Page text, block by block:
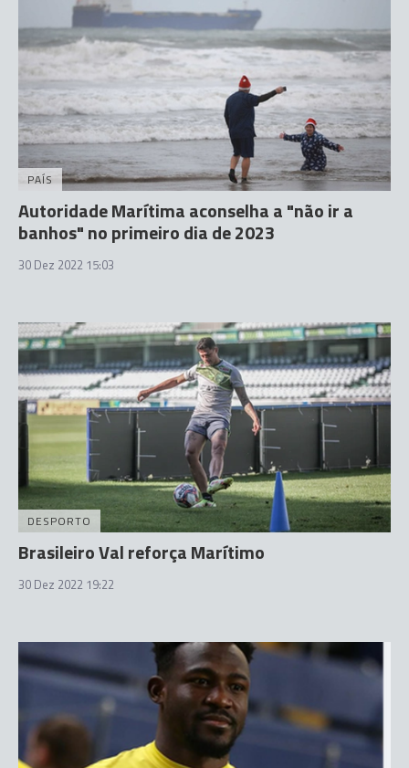
PAÍS
Autoridade Marítima aconselha a "não ir a
banhos" no primeiro dia de 2023
30 Dez 2022 15:03
DESPORTO
Brasileiro Val reforça Marítimo
30 Dez 2022 19:22